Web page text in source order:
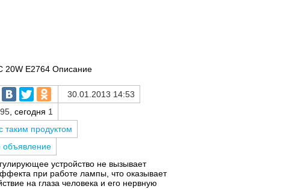
20W E2764 Описание
30.01.2013 14:53
, сегодня 1
таким продуктом
объявление
устройство не вызывает
при работе лампы, что оказывает
на глаза человека и его нервную